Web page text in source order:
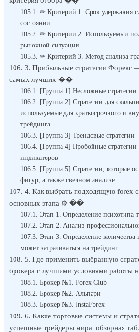
✏ Критерий 1. Срок удержания
состоянии
✏ Критерий 2. Используемый
рыночной ситуации
✏ Критерий 3. Метод анализа
3. Прибыльные стратегии Форекс
самых лучших ��
[Группа 1] Несложные стратегии
[Группа 2] Стратегии для
используемые для краткосрочного и
трейдинга
[Группа 3] Трендовые стратегии
[Группа 4] Пробойные стратегии
индикаторов
[Группа 5] Стратегии, которые
фигур, а также свечном анализе
4. Как выбрать подходящую forex
основных этапа ⚙ ��
Этап 1. Определение психотипа
Этап 2. Анализ
Этап 3. Определение количества
может затрачиваться на трейдинг
5. Где применить выбранную
брокера с лучшими условиями
Брокер №1. Forex Club
Брокер №2. Альпари
Брокер №3. InstaForex
6. Какие торговые системы и
успешные трейдеры мира: обзорная